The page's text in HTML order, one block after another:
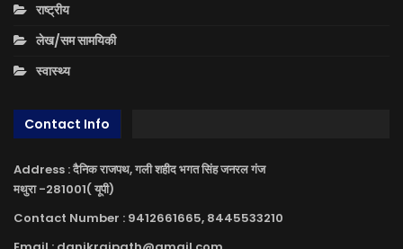
राष्ट्रीय
लेख/सम सामयिकी
स्वास्थ्य
Contact Info
Address : दैनिक राजपथ, गली शहीद भगत सिंह जनरल गंज
मथुरा -281001( यूपी)
Contact Number : 9412661665, 8445533210